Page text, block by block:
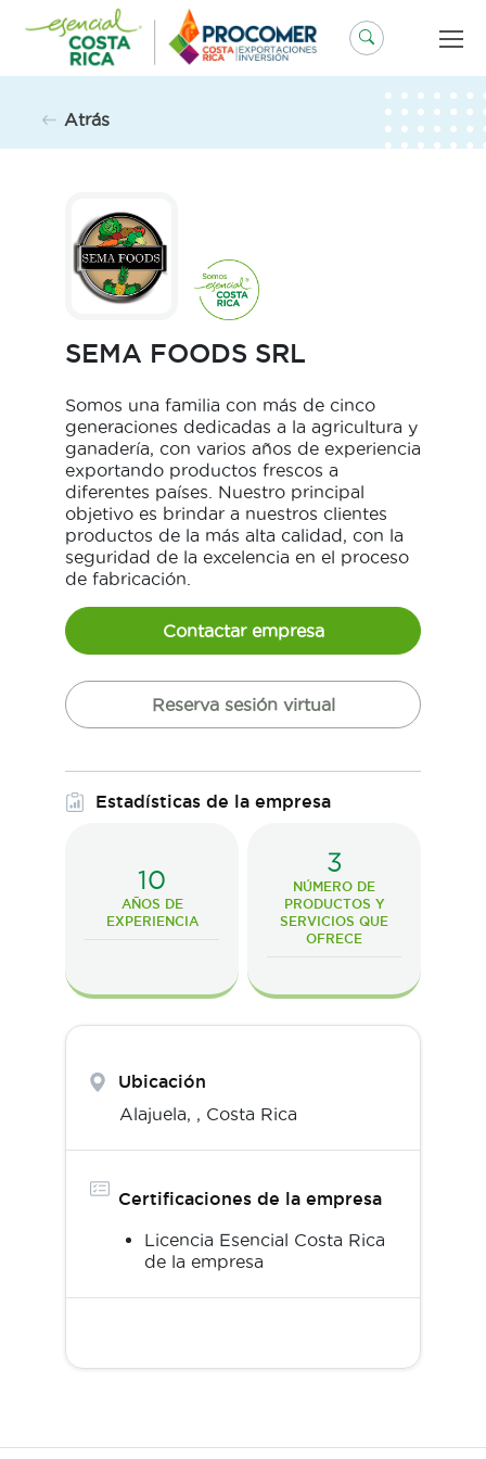
contenido
Atrás
SEMA FOODS SRL
Somos una familia con más de cinco
generaciones dedicadas a la agricultura y
ganadería, con varios años de experiencia
exportando productos frescos a
diferentes países. Nuestro principal
objetivo es brindar a nuestros clientes
productos de la más alta calidad, con la
seguridad de la excelencia en el proceso
de fabricación.
Contactar empresa
Reserva sesión virtual
Estadísticas de la empresa
10
AÑOS DE
EXPERIENCIA
3
NÚMERO DE
PRODUCTOS Y
SERVICIOS QUE
OFRECE
Ubicación
Alajuela, , Costa Rica
Certificaciones de la empresa
Licencia Esencial Costa Rica
de la empresa